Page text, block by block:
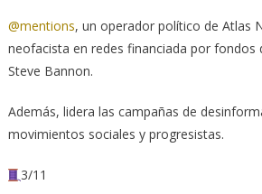
@mentions, un operador político de Atlas
neofacista en redes financiada por fondos
Steve Bannon.
Además, lidera las campañas de
movimientos sociales y progresistas.
3/11